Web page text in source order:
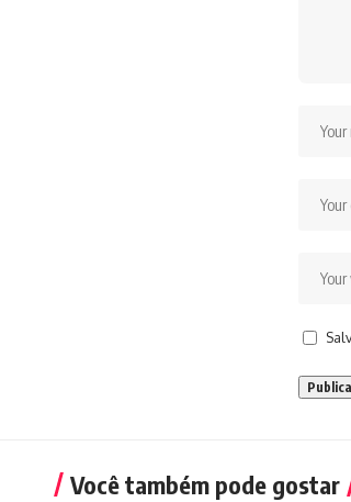
Você também pode gostar